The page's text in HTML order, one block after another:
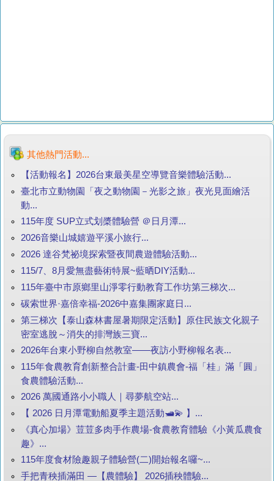
其他熱門活動...
【活動報名】2026台東最美星空導覽音樂體驗活動...
臺北市立動物園「夜之動物園－光影之旅」夜光見面繪活
動...
115年度 SUP立式划槳體驗營 ＠日月潭...
2026音樂山城嬉遊平溪小旅行...
2026 達谷梵祕境探索暨夜間農遊體驗活動...
115/7、8月愛無盡藝術特展~藍晒DIY活動...
115年臺中市原鄉里山淨零行動教育工作坊第三梯次...
碳索世界·嘉倍幸福-2026中嘉集團家庭日...
第三梯次【泰山森林書屋暑期限定活動】原住民族文化親子
密室逃脫～消失的排灣族三寶...
2026年台東小野柳自然教室——夜訪小野柳報名表...
115年食農教育創新整合計畫-田中鎮農會-福「桂」滿「圓」
食農體驗活動...
2026 萬國通路小小職人｜尋夢航空站...
【 2026 日月潭電動船夏季主題活動🛥️💫 】...
《真心加場》荳荳多肉手作農場-食農教育體驗《小黃瓜農食
趣》...
115年度食材險趣親子體驗營(二)開始報名囉~...
手把青秧插滿田 —【農體驗】 2026插秧體驗...